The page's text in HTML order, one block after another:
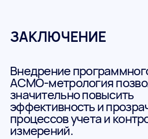
ЗАКЛЮЧЕНИЕ
Внедрение
АСМО-метрология
значительно повысить
эффективность и
процессов учета и
измерений.